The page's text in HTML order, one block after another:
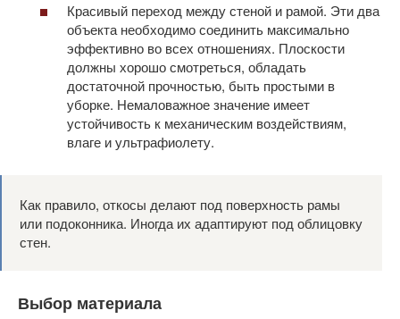
Красивый переход между стеной и рамой. Эти два
объекта необходимо соединить максимально
эффективно во всех отношениях. Плоскости
должны хорошо смотреться, обладать
достаточной прочностью, быть простыми в
уборке. Немаловажное значение имеет
устойчивость к механическим воздействиям,
влаге и ультрафиолету.
Как правило, откосы делают под поверхность рамы
или подоконника. Иногда их адаптируют под облицовку
стен.
Выбор материала